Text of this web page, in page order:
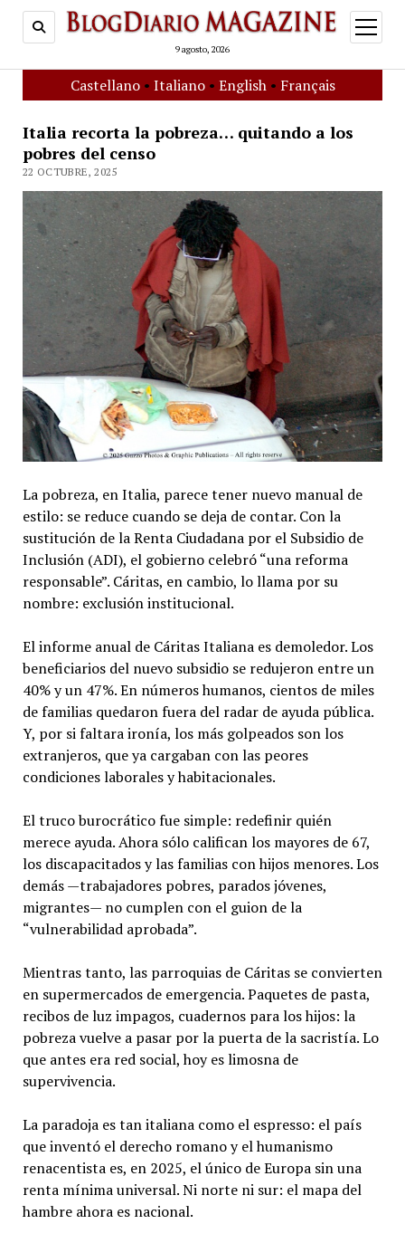
9 agosto, 2026
open
menu
Castellano• Italiano• English• Français
Italia recorta la pobreza… quitando a los
pobres del censo
22 OCTUBRE, 2025
La pobreza, en Italia, parece tener nuevo manual de
estilo: se reduce cuando se deja de contar. Con la
sustitución de la Renta Ciudadana por el Subsidio de
Inclusión (ADI), el gobierno celebró “una reforma
responsable”. Cáritas, en cambio, lo llama por su
nombre: exclusión institucional.
El informe anual de Cáritas Italiana es demoledor. Los
beneficiarios del nuevo subsidio se redujeron entre un
40% y un 47%. En números humanos, cientos de miles
de familias quedaron fuera del radar de ayuda pública.
Y, por si faltara ironía, los más golpeados son los
extranjeros, que ya cargaban con las peores
condiciones laborales y habitacionales.
El truco burocrático fue simple: redefinir quién
merece ayuda. Ahora sólo califican los mayores de 67,
los discapacitados y las familias con hijos menores. Los
demás —trabajadores pobres, parados jóvenes,
migrantes— no cumplen con el guion de la
“vulnerabilidad aprobada”.
Mientras tanto, las parroquias de Cáritas se convierten
en supermercados de emergencia. Paquetes de pasta,
recibos de luz impagos, cuadernos para los hijos: la
pobreza vuelve a pasar por la puerta de la sacristía. Lo
que antes era red social, hoy es limosna de
supervivencia.
La paradoja es tan italiana como el espresso: el país
que inventó el derecho romano y el humanismo
renacentista es, en 2025, el único de Europa sin una
renta mínima universal. Ni norte ni sur: el mapa del
hambre ahora es nacional.